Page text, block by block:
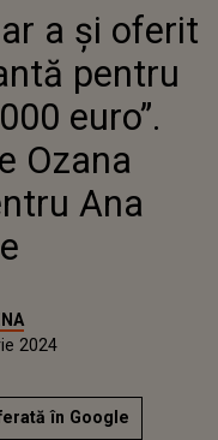
PENTRU ANA
EURO”. GESTUL
OZANA BARABANCEA
MARDARE
a și oferit
pentru
euro”.
Ozana
Ana
2024
în Google